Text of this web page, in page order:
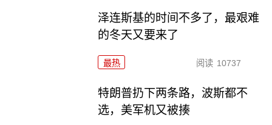
泽连斯基的时间不多了，最艰难
的冬天又要来了
最热 阅读 10737
特朗普扔下两条路，波斯都不
选，美军机又被揍